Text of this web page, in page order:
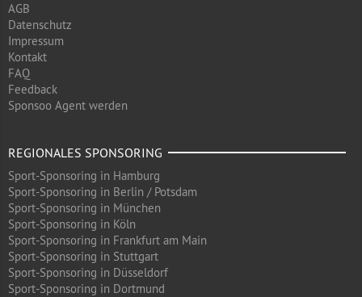
AGB
Datenschutz
Impressum
Kontakt
FAQ
Feedback
Sponsoo Agent werden
REGIONALES SPONSORING
Sport-Sponsoring in Hamburg
Sport-Sponsoring in Berlin / Potsdam
Sport-Sponsoring in München
Sport-Sponsoring in Köln
Sport-Sponsoring in Frankfurt am Main
Sport-Sponsoring in Stuttgart
Sport-Sponsoring in Düsseldorf
Sport-Sponsoring in Dortmund